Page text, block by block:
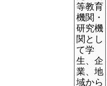
等教育
機関・
研究機
関とし
て学
生、企
業、地
域から